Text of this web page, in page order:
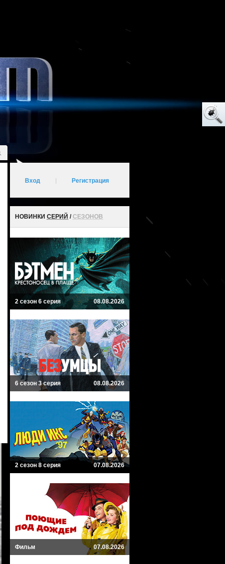
Вход Регистрация
НОВИНКИ СЕРИЙ /СЕЗОНОВ
2 сезон 6 серия 08.08.2026
6 сезон 3 серия 08.08.2026
2 сезон 8 серия 07.08.2026
Фильм 07.08.2026